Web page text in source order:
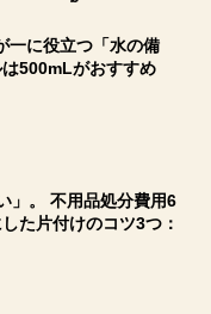
一に役立つ「水の備
500mLがおすすめ
」。 不用品処分費用6
た片付けのコツ3つ：